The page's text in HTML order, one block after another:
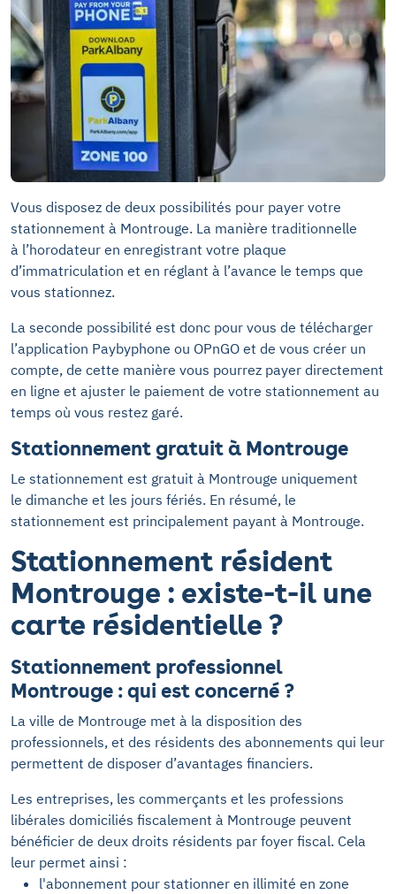
Vous disposez de deux possibilités pour payer votre
stationnement à Montrouge. La manière traditionnelle
à l’horodateur en enregistrant votre plaque
d’immatriculation et en réglant à l’avance le temps que
vous stationnez.
La seconde possibilité est donc pour vous de télécharger
l’application Paybyphone ou OPnGO et de vous créer un
compte, de cette manière vous pourrez payer directement
en ligne et ajuster le paiement de votre stationnement au
temps où vous restez garé.
Stationnement gratuit à Montrouge
Le stationnement est gratuit à Montrouge uniquement
le dimanche et les jours fériés. En résumé, le
stationnement est principalement payant à Montrouge.
Stationnement résident
Montrouge : existe-t-il une
carte résidentielle ?
Stationnement professionnel
Montrouge : qui est concerné ?
La ville de Montrouge met à la disposition des
professionnels, et des résidents des abonnements qui leur
permettent de disposer d’avantages financiers.
Les entreprises, les commerçants et les professions
libérales domiciliés fiscalement à Montrouge peuvent
bénéficier de deux droits résidents par foyer fiscal. Cela
leur permet ainsi :
l'abonnement pour stationner en illimité en zone